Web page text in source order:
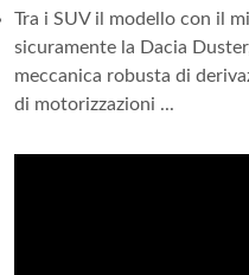
Tra i SUV il modello con il
sicuramente la Dacia
meccanica robusta di
di motorizzazioni ...